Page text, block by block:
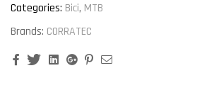
Categories: Bici, MTB
Brands: CORRATEC
FacebookTwitterLinkedinGoogle+Pinterest